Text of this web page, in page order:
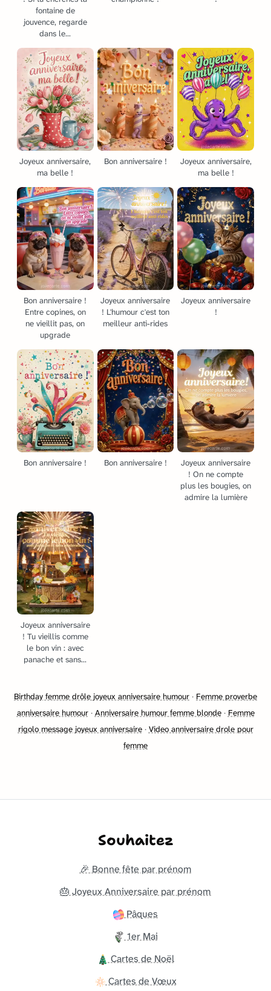
fontaine de
jouvence, regarde
dans le...
Joyeux anniversaire,
ma belle !
Bon anniversaire !
Joyeux anniversaire,
ma belle !
Bon anniversaire !
Entre copines, on
ne vieillit pas, on
upgrade
Joyeux anniversaire
! L'humour c'est ton
meilleur anti-rides
Joyeux anniversaire
!
Bon anniversaire ! Bon anniversaire !
Joyeux anniversaire
! On ne compte
plus les bougies, on
admire la lumière
Joyeux anniversaire
! Tu vieillis comme
le bon vin : avec
panache et sans...
Birthday femme drôle joyeux anniversaire humour · Femme proverbe
anniversaire humour·Anniversaire humour femme blonde·Femme
rigolo message joyeux anniversaire·Video anniversaire drole pour
femme
Souhaitez
🎉 Bonne fête par prénom
🎂 Joyeux Anniversaire par prénom
Pâques
1er Mai
Cartes de Noël
Cartes de Vœux